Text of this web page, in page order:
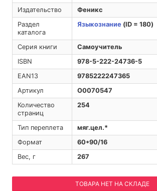
Издательство
Феникс
Раздел
каталога
Языкознание(ID = 180)
Серия книги
Самоучитель
ISBN
978-5-222-24736-5
EAN13
9785222247365
Артикул
O0070547
Количество
страниц
254
Тип переплета
мяг.цел.*
Формат
60*90/16
Вес, г
267
ТОВАРА НЕТ НА СКЛАДЕ